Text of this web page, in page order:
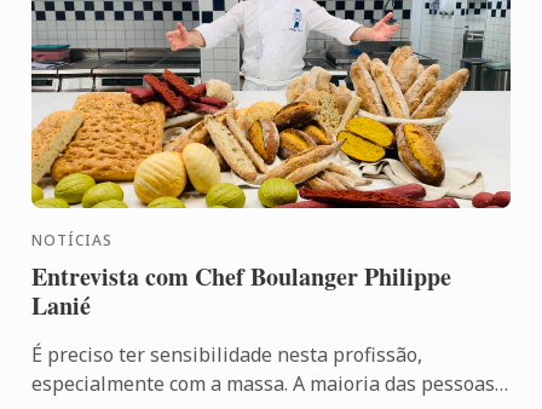
NOTÍCIAS
Entrevista com Chef Boulanger Philippe
Lanié
É preciso ter sensibilidade nesta profissão,
especialmente com a massa. A maioria das pessoas